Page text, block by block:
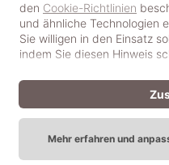
© 2018-2025 dekoster GmbH
den Cookie-Richtlinien
und ähnliche Technologien
Sie willigen in den Einsatz
indem Sie diesen Hinweis
Mehr erfahren und